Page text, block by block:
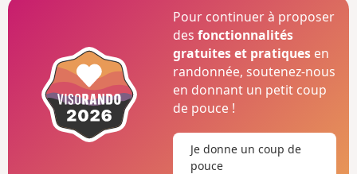
marche allègrement en oubliant de
bifurquer sur des petits chemins dont le
départ est peu visible. Le départ par les bois
est agréable et ombragé, après la visite de
Vic-sur-Seille qui vaut le coup. Il faut rentrer
par le plus court chemin, et ce sont les
petites routes qui le permettent. Un essai de
retour par l'ancienne voie ferrée s'est avéré
impossible. Avant d'entrer dans la Forêt
Domaniale de Grémecey, de très belles vues.
Pour continuer à proposer
desfonctionnalités
gratuites et pratiques en
randonnée, soutenez-nous
en donnant un petit coup
de pouce !
Je donne un coup de
pouce